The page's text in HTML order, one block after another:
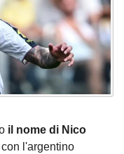
il nome di Nico
con l'argentino